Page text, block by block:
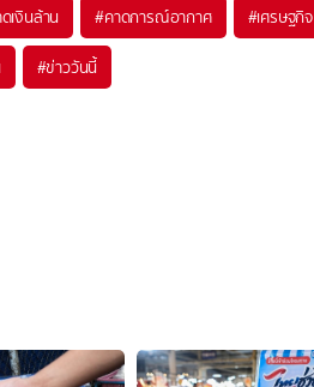
เงินล้าน #คาดการณ์อากาศ #เศรษฐกิจ
#ข่าววันนี้